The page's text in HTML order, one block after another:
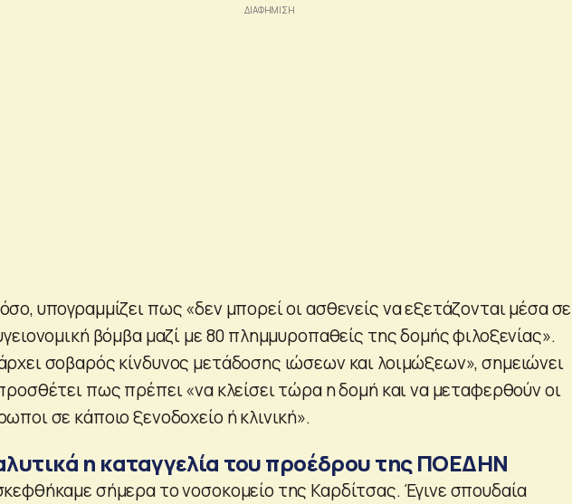
υπογραμμίζει πως «δεν μπορεί οι ασθενείς να εξετάζονται μέσα σε
βόμβα μαζί με 80 πλημμυροπαθείς της δομής φιλοξενίας».
σοβαρός κίνδυνος μετάδοσης ιώσεων και λοιμώξεων», σημειώνει
πως πρέπει «να κλείσει τώρα η δομή και να μεταφερθούν οι
σε κάποιο ξενοδοχείο ή κλινική».
η καταγγελία του προέδρου της ΠΟΕΔΗΝ
σήμερα το νοσοκομείο της Καρδίτσας. Έγινε σπουδαία